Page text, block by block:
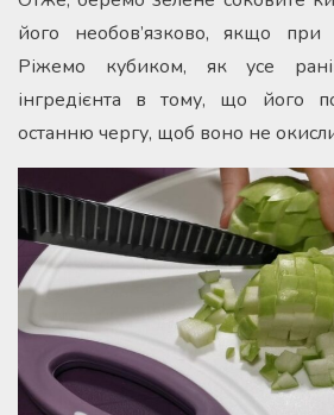
його необов’язково, якщо при
Ріжемо кубиком, як усе
інгредієнта в тому, що його
останню чергу, щоб воно не